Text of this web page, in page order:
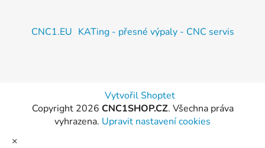
CNC1.EU KATing - přesné výpaly - CNC servis
Vytvořil Shoptet
Copyright 2026 CNC1SHOP.CZ. Všechna práva
vyhrazena. Upravit nastavení cookies
×